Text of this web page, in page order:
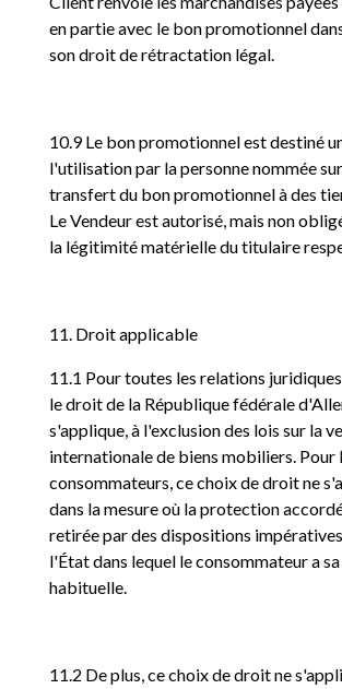
en partie avec le bon promotionnel
son droit de rétractation légal.
10.9 Le bon promotionnel est destiné
l'utilisation par la personne nommée
transfert du bon promotionnel à des
Le Vendeur est autorisé, mais non
la légitimité matérielle du titulaire
11. Droit applicable
11.1 Pour toutes les relations
le droit de la République fédérale
s'applique, à l'exclusion des lois sur la
internationale de biens mobiliers. Pour
consommateurs, ce choix de droit ne
dans la mesure où la protection
retirée par des dispositions
l'État dans lequel le consommateur a
habituelle.
11.2 De plus, ce choix de droit ne